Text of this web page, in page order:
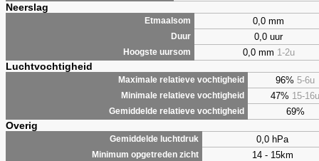
Neerslag
Etmaalsom 0,0 mm
Duur 0,0 uur
Hoogste uursom 0,0 mm 1-2u
Luchtvochtigheid
Maximale relatieve vochtigheid 96% 5-6u
Minimale relatieve vochtigheid 47% 15-16u
Gemiddelde relatieve vochtigheid 69%
Overig
Gemiddelde luchtdruk 0,0 hPa
Minimum opgetreden zicht 14 - 15km